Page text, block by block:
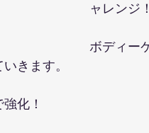
ャレンジ！
ボディー
きます。
化！